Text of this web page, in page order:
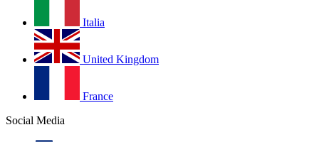
Italia
United Kingdom
France
Social Media